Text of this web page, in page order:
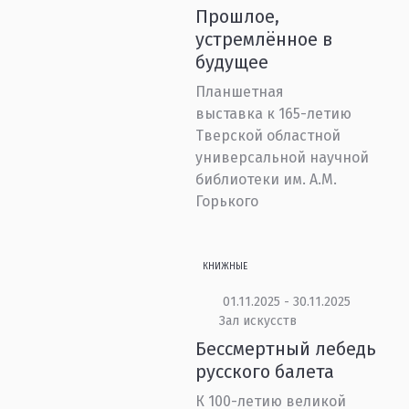
Прошлое,
устремлённое в
будущее
Планшетная
выставка к 165-летию
Тверской областной
универсальной научной
библиотеки им. А.М.
Горького
КНИЖНЫЕ
01.11.2025 - 30.11.2025
Зал искусств
Бессмертный лебедь
русского балета
К 100-летию великой